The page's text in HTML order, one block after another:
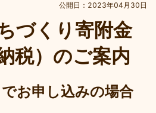
公開日： 2023年04月30日